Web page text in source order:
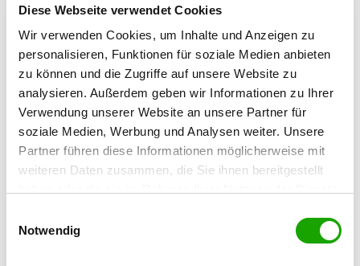
Diese Webseite verwendet Cookies
Wir verwenden Cookies, um Inhalte und Anzeigen zu
personalisieren, Funktionen für soziale Medien anbieten
zu können und die Zugriffe auf unsere Website zu
analysieren. Außerdem geben wir Informationen zu Ihrer
Verwendung unserer Website an unsere Partner für
soziale Medien, Werbung und Analysen weiter. Unsere
Partner führen diese Informationen möglicherweise mit
weiteren Daten zusammen, die Sie ihnen bereitgestellt
Cookies, wenn Sie unsere Webseite weiterhin nutzen.
Notwendig
OG - Steina-Weißbach
Details
Zur Massenei
01477 Arnsdorf
OG - Neugersdorf e.V.
Details
Ringstrasse 4
02727 Neugersdorf
OG - Hundeclub Lohsa e.V.
Details
02999 Lohsa-Litschen